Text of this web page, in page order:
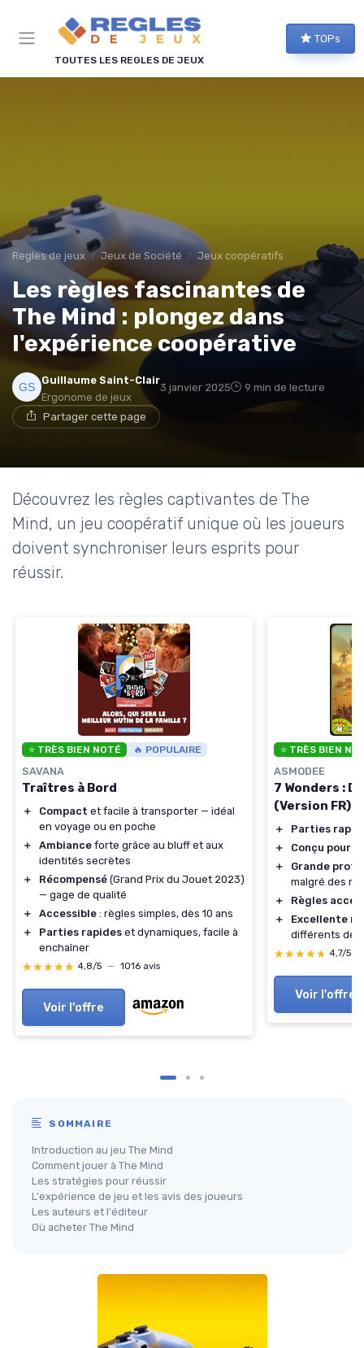
TOUTES LES REGLES DE JEUX
TOPs
Regles de jeux Jeux de Société Jeux coopératifs
Les règles fascinantes de
The Mind : plongez dans
l'expérience coopérative
Guillaume Saint-Clair
Ergonome de jeux
3 janvier 2025 9 min de lecture
Partager cette page
Découvrez les règles captivantes de The
Mind, un jeu coopératif unique où les joueurs
doivent synchroniser leurs esprits pour
réussir.
⭐ TRÈS BIEN NOTÉ 🔥 POPULAIRE
SAVANA
Traîtres à Bord
＋ Compact et facile à transporter — idéal
en voyage ou en poche
＋
Ambiance forte grâce au bluff et aux
identités secrètes
＋
Récompensé (Grand Prix du Jouet 2023)
— gage de qualité
＋
Accessible : règles simples, dès 10 ans
＋
Parties rapides et dynamiques, facile à
enchaîner
★★★★★
★★★★★ 4,8/5 — 1016 avis
Voir l'offre
⭐ TRÈS BIEN
ASMODEE
7 Wonders :
(Version FR)
＋
Parties
＋
Conçu pour
＋
Grande
malgré des
＋
Règles
＋
Excellente
différents
★★★★★
★★★★★ 4,7/5
Voir l'offre
SOMMAIRE
Introduction au jeu The Mind
Comment jouer à The Mind
Les stratégies pour réussir
L'expérience de jeu et les avis des joueurs
Les auteurs et l'éditeur
Où acheter The Mind